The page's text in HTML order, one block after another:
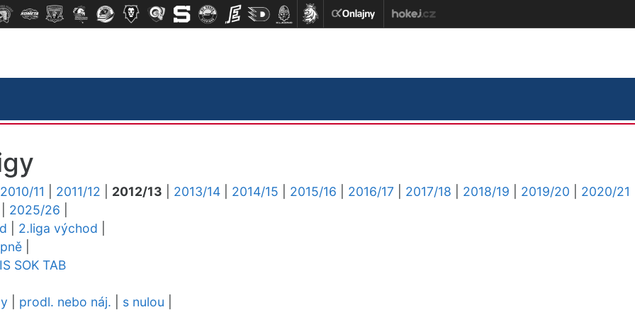
2010/11 2011/12 2012/13 2013/14 2014/15 2015/16 2016/17 2017/18 2018/19 2019/20
2020/21
2025/26
2.liga východ
SOK TAB
prodl. nebo náj. s nulou